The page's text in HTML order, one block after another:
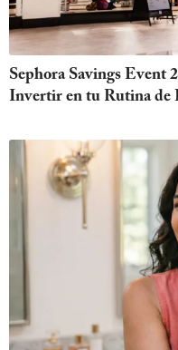
Sephora Savings Event
Invertir en tu Rutina de